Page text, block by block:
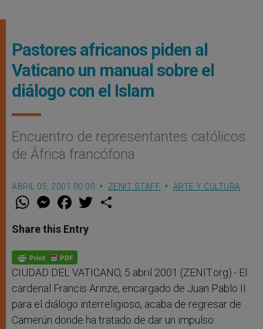
Pastores africanos piden al
Vaticano un manual sobre el
diálogo con el Islam
Encuentro de representantes católicos
de África francófona
ABRIL 05, 2001 00:00 ZENIT STAFF ARTE Y CULTURA
W
t
s
p
p
M
e
s
e
g
e
r
F
a
e
b
o
k
w
Share this Entry
CIUDAD DEL VATICANO, 5 abril 2001 (ZENIT.org).- El
cardenal Francis Arinze, encargado de Juan Pablo II
para el diálogo interreligioso, acaba de regresar de
Camerún donde ha tratado de dar un impulso